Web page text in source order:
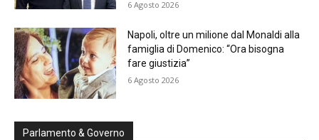
6 Agosto 2026
Napoli, oltre un milione dal Monaldi alla
famiglia di Domenico: “Ora bisogna
fare giustizia”
6 Agosto 2026
Parlamento & Governo